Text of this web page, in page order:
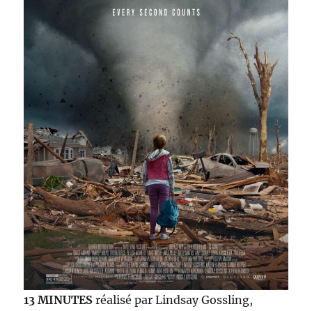
13 MINUTESréalisé par Lindsay Gossling,